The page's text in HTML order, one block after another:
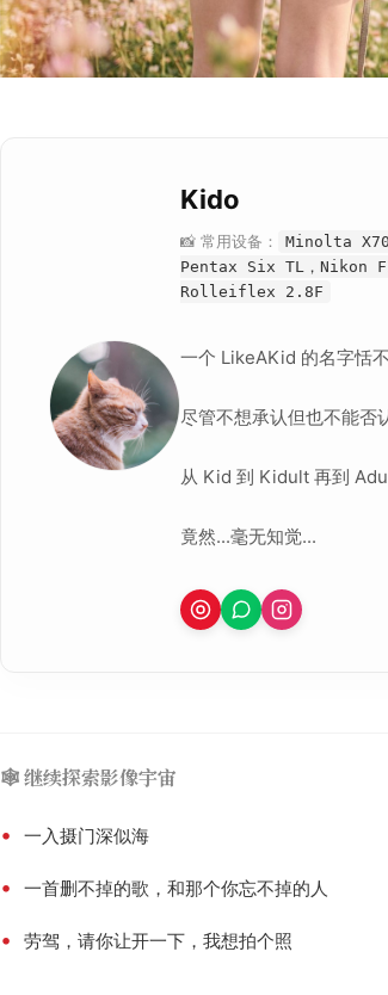
Kido
📸 常用设备：
Minolta
Pentax Six TL，Nikon
Rolleiflex 2.8F
一个 LikeAKid 的名字恬
尽管不想承认但也不能否
从 Kid 到 Kidult 再到
竟然...毫无知觉...
🕸️ 继续探索影像宇宙
• 一入摄门深似海
• 一首删不掉的歌，和那个你忘不掉的人
• 劳驾，请你让开一下，我想拍个照